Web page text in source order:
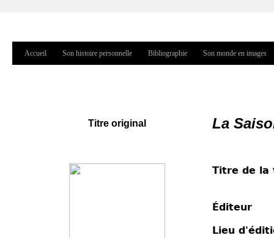
Menu principal
Accueil Son histoire personnelle Bibliographie Son monde en images
Titre original La
Titre de la
Éditeur
Lieu